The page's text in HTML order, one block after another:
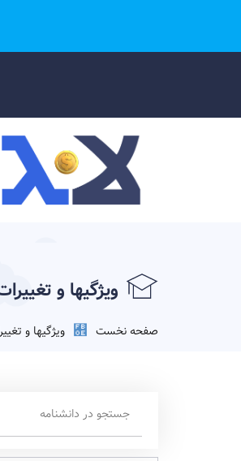
ویژگیها و تغییرات
صفحه نخست ویژگیها و تغییرات